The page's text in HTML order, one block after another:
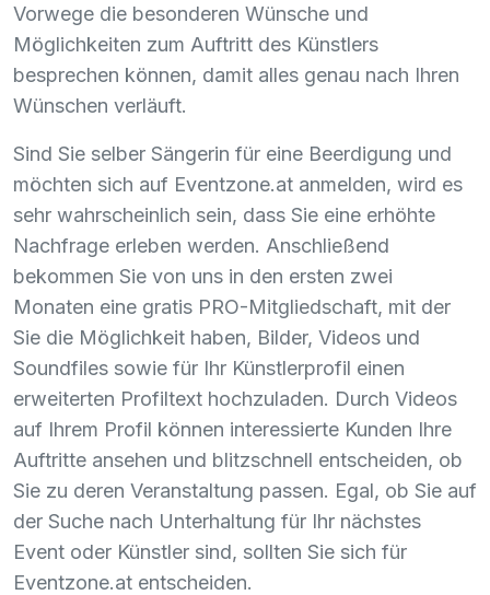
Vorwege die besonderen Wünsche und
Möglichkeiten zum Auftritt des Künstlers
besprechen können, damit alles genau nach Ihren
Wünschen verläuft.
Sind Sie selber Sängerin für eine Beerdigung und
möchten sich auf Eventzone.at anmelden, wird es
sehr wahrscheinlich sein, dass Sie eine erhöhte
Nachfrage erleben werden. Anschließend
bekommen Sie von uns in den ersten zwei
Monaten eine gratis PRO-Mitgliedschaft, mit der
Sie die Möglichkeit haben, Bilder, Videos und
Soundfiles sowie für Ihr Künstlerprofil einen
erweiterten Profiltext hochzuladen. Durch Videos
auf Ihrem Profil können interessierte Kunden Ihre
Auftritte ansehen und blitzschnell entscheiden, ob
Sie zu deren Veranstaltung passen. Egal, ob Sie auf
der Suche nach Unterhaltung für Ihr nächstes
Event oder Künstler sind, sollten Sie sich für
Eventzone.at entscheiden.